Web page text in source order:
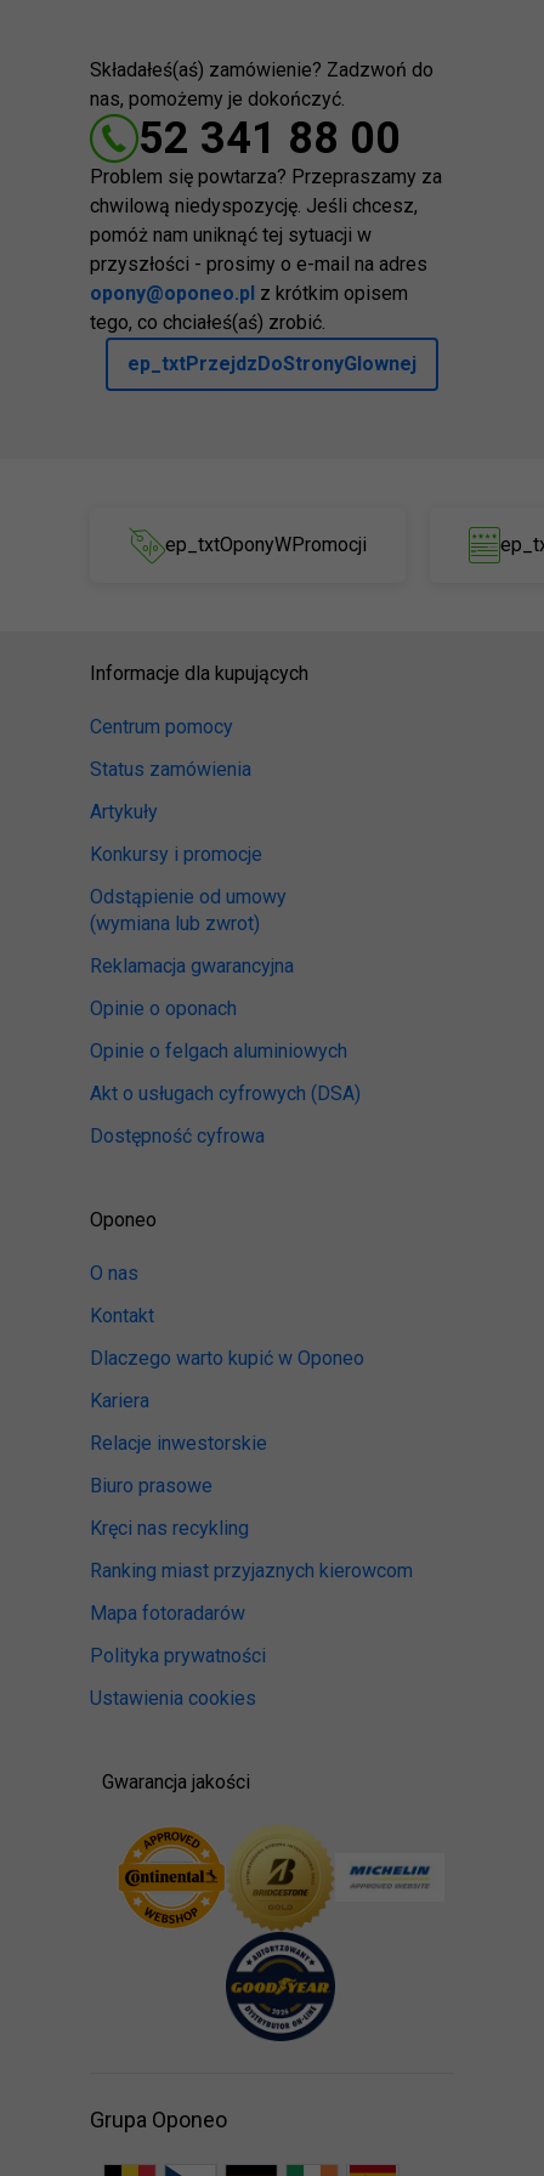
Składałeś(aś) zamówienie? Zadzwoń do
nas, pomożemy je dokończyć.
52 341 88 00
Problem się powtarza? Przepraszamy za
chwilową niedyspozycję. Jeśli chcesz,
pomóż nam uniknąć tej sytuacji w
przyszłości - prosimy o e-mail na adres
opony@oponeo.pl z krótkim opisem
tego, co chciałeś(aś) zrobić.
ep_txtPrzejdzDoStronyGlownej
ep_txtOponyWPromocji
Informacje dla kupujących
Centrum pomocy
Status zamówienia
Artykuły
Konkursy i promocje
Odstąpienie od umowy
(wymiana lub zwrot)
Reklamacja gwarancyjna
Opinie o oponach
Opinie o felgach aluminiowych
Akt o usługach cyfrowych (DSA)
Dostępność cyfrowa
Oponeo
O nas
Kontakt
Dlaczego warto kupić w Oponeo
Kariera
Relacje inwestorskie
Biuro prasowe
Kręci nas recykling
Ranking miast przyjaznych kierowcom
Mapa fotoradarów
Polityka prywatności
Ustawienia cookies
Gwarancja jakości
Grupa Oponeo